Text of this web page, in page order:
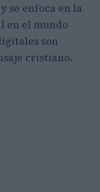
se enfoca en la
en el mundo
son
cristiano.